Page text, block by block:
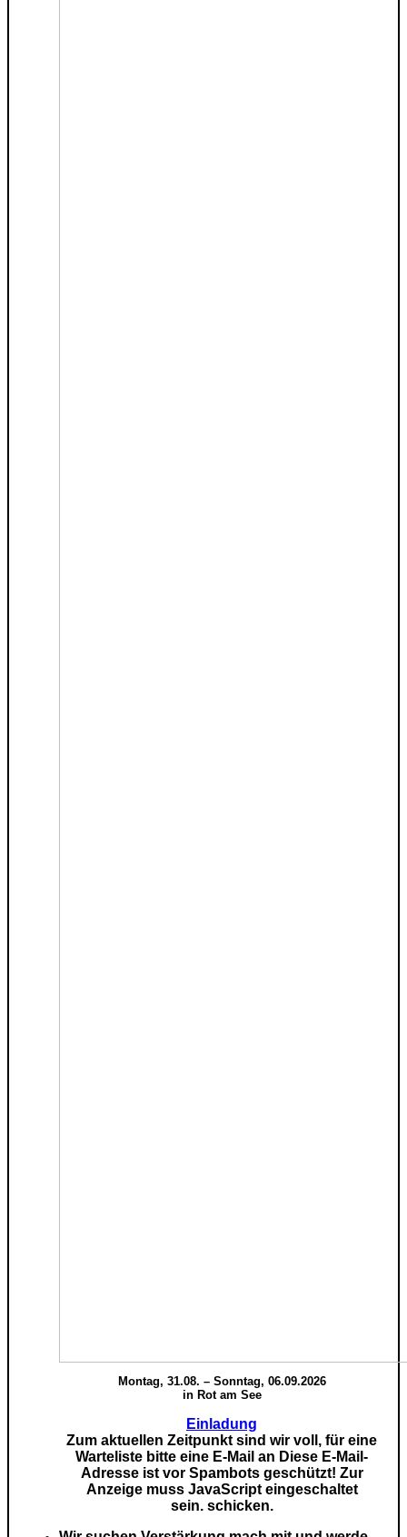
Montag, 31.08. – Sonntag, 06.09.2026
in Rot am See
Einladung
Zum aktuellen Zeitpunkt sind wir voll, für eine
Warteliste bitte eine E-Mail an Diese E-Mail-
Adresse ist vor Spambots geschützt! Zur
Anzeige muss JavaScript eingeschaltet
sein.schicken.